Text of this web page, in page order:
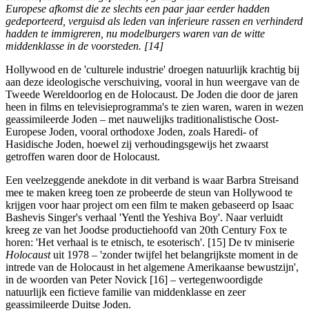
Europese afkomst die ze slechts een paar jaar eerder hadden
gedeporteerd, verguisd als leden van inferieure rassen en verhinderd
hadden te immigreren, nu modelburgers waren van de witte
middenklasse in de voorsteden. [14]
Hollywood en de 'culturele industrie' droegen natuurlijk krachtig bij
aan deze ideologische verschuiving, vooral in hun weergave van de
Tweede Wereldoorlog en de Holocaust. De Joden die door de jaren
heen in films en televisieprogramma's te zien waren, waren in wezen
geassimileerde Joden ‒ met nauwelijks traditionalistische Oost-
Europese Joden, vooral orthodoxe Joden, zoals Haredi- of
Hasidische Joden, hoewel zij verhoudingsgewijs het zwaarst
getroffen waren door de Holocaust.
Een veelzeggende anekdote in dit verband is waar Barbra Streisand
mee te maken kreeg toen ze probeerde de steun van Hollywood te
krijgen voor haar project om een film te maken gebaseerd op Isaac
Bashevis Singer's verhaal 'Yentl the Yeshiva Boy'. Naar verluidt
kreeg ze van het Joodse productiehoofd van 20th Century Fox te
horen: 'Het verhaal is te etnisch, te esoterisch'. [15] De tv miniserie
Holocaustuit 1978 ‒ 'zonder twijfel het belangrijkste moment in de
intrede van de Holocaust in het algemene Amerikaanse bewustzijn',
in de woorden van Peter Novick [16] ‒ vertegenwoordigde
natuurlijk een fictieve familie van middenklasse en zeer
geassimileerde Duitse Joden.